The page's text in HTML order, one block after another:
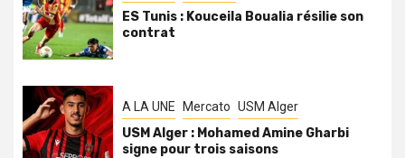
ES Tunis : Kouceila Boualia résilie son
contrat
A LA UNE Mercato USM Alger
USM Alger : Mohamed Amine Gharbi
signe pour trois saisons